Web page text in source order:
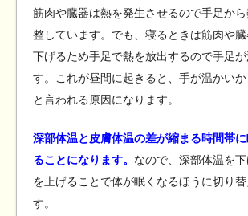
筋肉や臓器は熱を発生させるので手足か
整しています。でも、寝るときは筋肉や
下げるため手足で熱を放出するので手足
す。これが昼間に起きると、手が温かいか
と言われる原因になります。
深部体温と皮膚体温の差が縮まる時間帯に
ることになります。 なので、深部体温を
を上げることで体が眠くなるほうに切り
す。